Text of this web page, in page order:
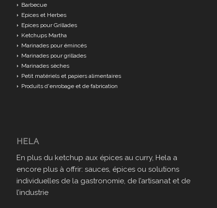
Barbecue
Epices et Herbes
Epices pour Grillades
Ketchups Martha
Marinades pour émincés
Marinades pour grillades
Marinades sèches
Petit matériels et papiers alimentaires
Produits d'enrobage et de fabrication
HELA
En plus du ketchup aux épices au curry, Hela a
encore plus à offrir: sauces, épices ou solutions
individuelles de la gastronomie, de l’artisanat et de
l’industrie